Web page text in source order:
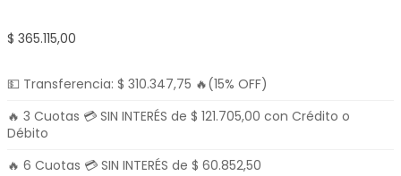
$ 365.115,00
💵 Transferencia: $ 310.347,75 🔥(15% OFF)
🔥 3 Cuotas 💳 SIN INTERÉS de $ 121.705,00 con Crédito o
Débito
🔥 6 Cuotas 💳 SIN INTERÉS de $ 60.852,50